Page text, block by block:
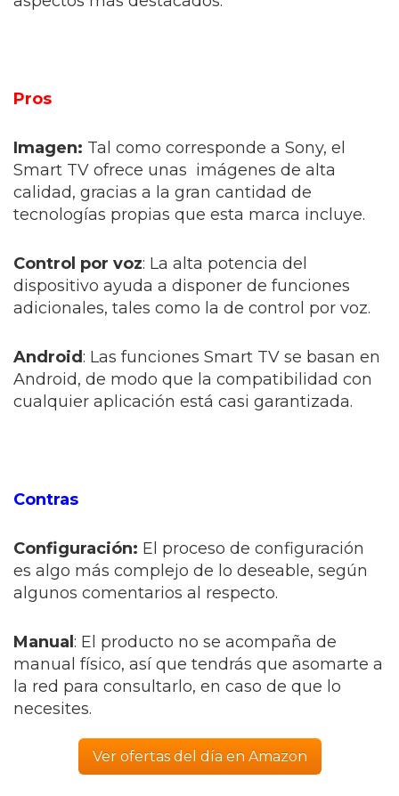
Pros
Imagen: Tal como corresponde a Sony, el
Smart TV ofrece unas imágenes de alta
calidad, gracias a la gran cantidad de
tecnologías propias que esta marca incluye.
Control por voz: La alta potencia del
dispositivo ayuda a disponer de funciones
adicionales, tales como la de control por voz.
Android : Las funciones Smart TV se basan en
Android, de modo que la compatibilidad con
cualquier aplicación está casi garantizada.
Contras
Configuración: El proceso de configuración
es algo más complejo de lo deseable, según
algunos comentarios al respecto.
Manual : El producto no se acompaña de
manual físico, así que tendrás que asomarte a
la red para consultarlo, en caso de que lo
necesites.
Ver ofertas del día en Amazon